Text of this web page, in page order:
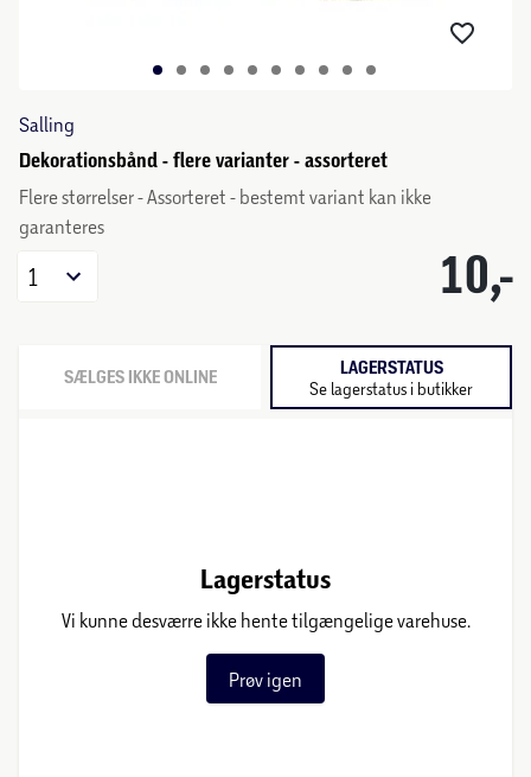
Salling
Dekorationsbånd - flere varianter - assorteret
Flere størrelser - Assorteret - bestemt variant kan ikke
garanteres
10,-
1
SÆLGES IKKE ONLINE LAGERSTATUS
Se lagerstatus i butikker
Lagerstatus
Vi kunne desværre ikke hente tilgængelige varehuse.
Prøv igen